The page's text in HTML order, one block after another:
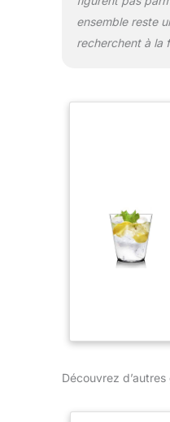
ensemble reste
recherchent à la
Découvrez